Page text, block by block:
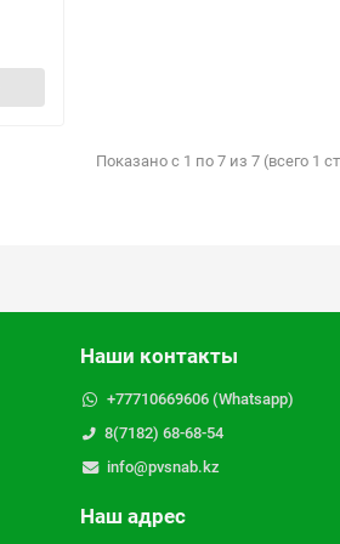
Показано с 1 по 7 из 7 (всего 1
Наши контакты
+77710669606 (Whatsapp)
8(7182) 68-68-54
info@pvsnab.kz
Наш адрес